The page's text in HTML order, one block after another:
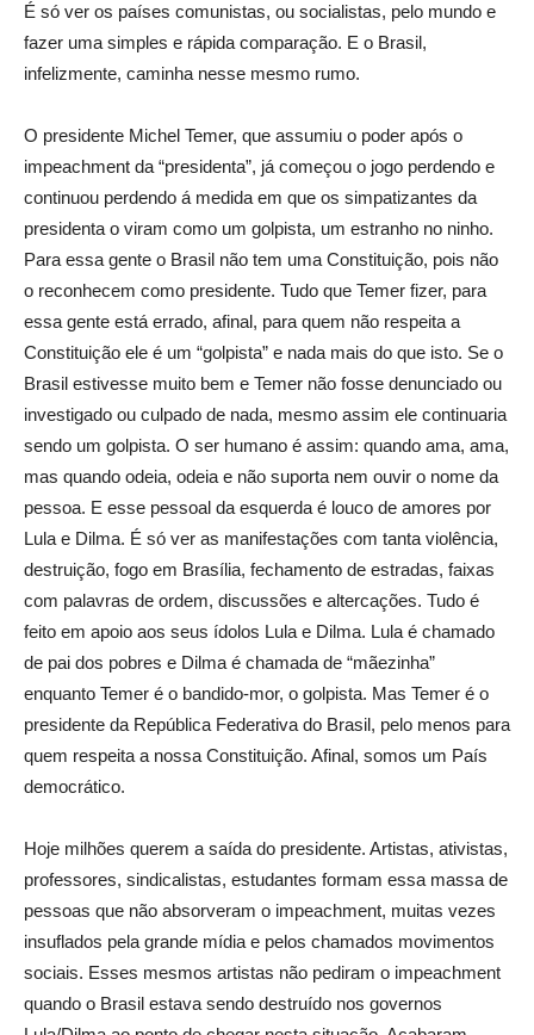
É só ver os países comunistas, ou socialistas, pelo mundo e
fazer uma simples e rápida comparação. E o Brasil,
infelizmente, caminha nesse mesmo rumo.
O presidente Michel Temer, que assumiu o poder após o
impeachment da “presidenta”, já começou o jogo perdendo e
continuou perdendo á medida em que os simpatizantes da
presidenta o viram como um golpista, um estranho no ninho.
Para essa gente o Brasil não tem uma Constituição, pois não
o reconhecem como presidente. Tudo que Temer fizer, para
essa gente está errado, afinal, para quem não respeita a
Constituição ele é um “golpista” e nada mais do que isto. Se o
Brasil estivesse muito bem e Temer não fosse denunciado ou
investigado ou culpado de nada, mesmo assim ele continuaria
sendo um golpista. O ser humano é assim: quando ama, ama,
mas quando odeia, odeia e não suporta nem ouvir o nome da
pessoa. E esse pessoal da esquerda é louco de amores por
Lula e Dilma. É só ver as manifestações com tanta violência,
destruição, fogo em Brasília, fechamento de estradas, faixas
com palavras de ordem, discussões e altercações. Tudo é
feito em apoio aos seus ídolos Lula e Dilma. Lula é chamado
de pai dos pobres e Dilma é chamada de “mãezinha”
enquanto Temer é o bandido-mor, o golpista. Mas Temer é o
presidente da República Federativa do Brasil, pelo menos para
quem respeita a nossa Constituição. Afinal, somos um País
democrático.
Hoje milhões querem a saída do presidente. Artistas, ativistas,
professores, sindicalistas, estudantes formam essa massa de
pessoas que não absorveram o impeachment, muitas vezes
insuflados pela grande mídia e pelos chamados movimentos
sociais. Esses mesmos artistas não pediram o impeachment
quando o Brasil estava sendo destruído nos governos